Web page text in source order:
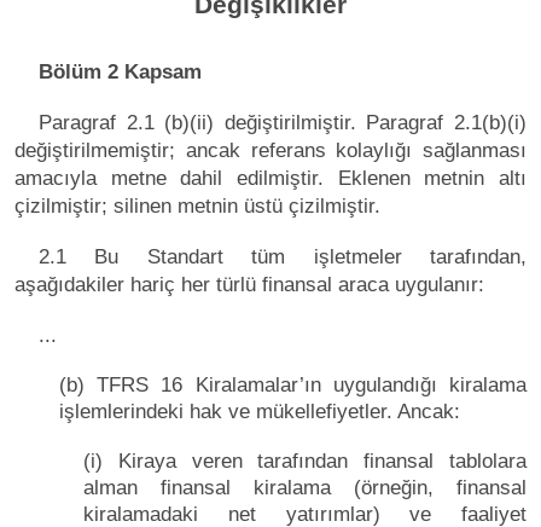
Bölüm 2 Kapsam
Paragraf 2.1 (b)(ii) değiştirilmiştir. Paragraf 2.1(b)(i)
değiştirilmemiştir; ancak referans kolaylığı sağlanması
amacıyla metne dahil edilmiştir. Eklenen metnin altı
çizilmiştir; silinen metnin üstü çizilmiştir.
2.1 Bu Standart tüm işletmeler tarafından,
aşağıdakiler hariç her türlü finansal araca uygulanır:
...
(b) TFRS 16 Kiralamalar’ın uygulandığı kiralama
işlemlerindeki hak ve mükellefiyetler. Ancak:
(i) Kiraya veren tarafından finansal tablolara
alman finansal kiralama (örneğin, finansal
kiralamadaki net yatırımlar) ve faaliyet